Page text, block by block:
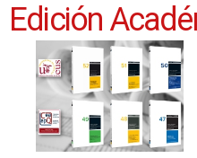
Edición